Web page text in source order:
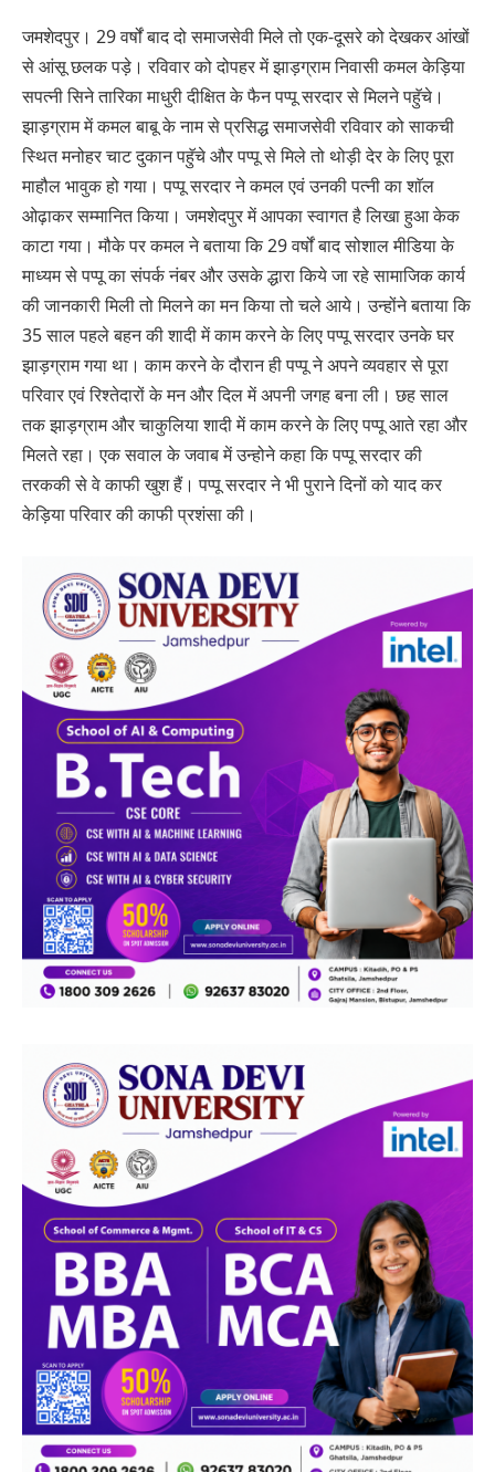
जमशेदपुर। 29 वर्षों बाद दो समाजसेवी मिले तो एक-दूसरे को देखकर आंखों
से आंसू छलक पड़े। रविवार को दोपहर में झाड़ग्राम निवासी कमल केड़िया
सपत्नी सिने तारिका माधुरी दीक्षित के फैन पप्पू सरदार से मिलने पहुॅचे।
झाड़ग्राम में कमल बाबू के नाम से प्रसिद्ध समाजसेवी रविवार को साकची
स्थित मनोहर चाट दुकान पहुॅचे और पप्पू से मिले तो थोड़ी देर के लिए पूरा
माहौल भावुक हो गया। पप्पू सरदार ने कमल एवं उनकी पत्नी का शाॅल
ओढ़ाकर सम्मानित किया। जमशेदपुर में आपका स्वागत है लिखा हुआ केक
काटा गया। मौके पर कमल ने बताया कि 29 वर्षों बाद सोशाल मीडिया के
माध्यम से पप्पू का संपर्क नंबर और उसके द्धारा किये जा रहे सामाजिक कार्य
की जानकारी मिली तो मिलने का मन किया तो चले आये। उन्होंने बताया कि
35 साल पहले बहन की शादी में काम करने के लिए पप्पू सरदार उनके घर
झाड़ग्राम गया था। काम करने के दौरान ही पप्पू ने अपने व्यवहार से पूरा
परिवार एवं रिश्तेदारों के मन और दिल में अपनी जगह बना ली। छह साल
तक झाड़ग्राम और चाकुलिया शादी में काम करने के लिए पप्पू आते रहा और
मिलते रहा। एक सवाल के जवाब में उन्होने कहा कि पप्पू सरदार की
तरककी से वे काफी खुश हैं। पप्पू सरदार ने भी पुराने दिनों को याद कर
केड़िया परिवार की काफी प्रशंसा की।